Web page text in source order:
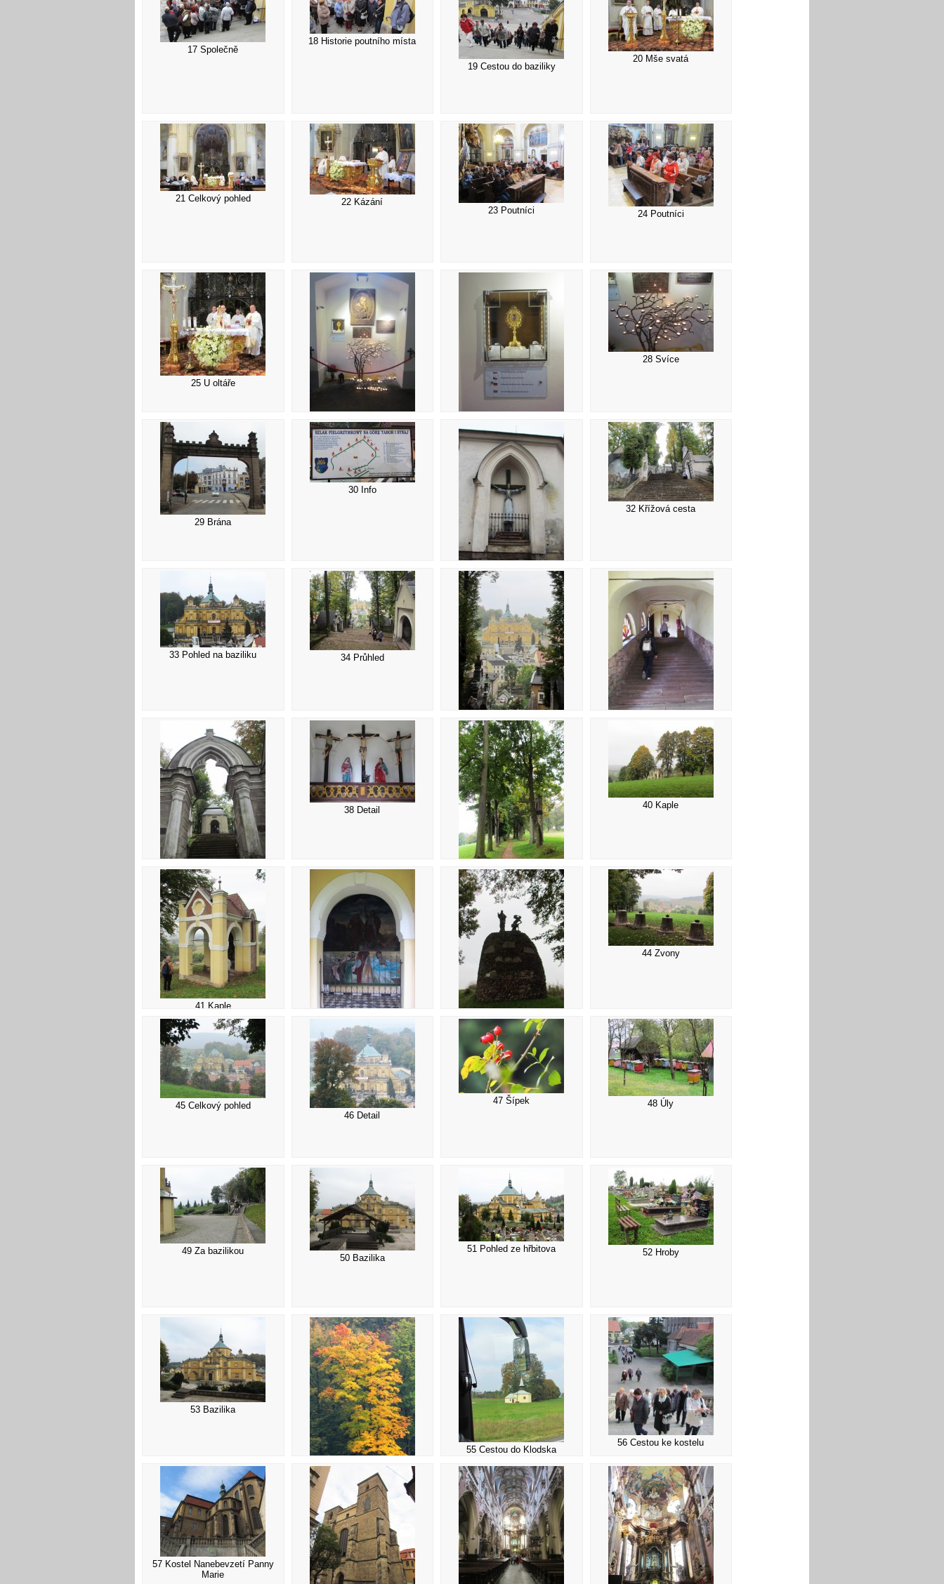
17 Společně
18 Historie poutního místa
19 Cestou do baziliky
20 Mše svatá
21 Celkový pohled
22 Kázání
23 Poutníci
24 Poutníci
25 U oltáře
26 Svatý papež
28 Svíce
29 Brána
30 Info
31 Sv. Starosta
32 Křížová cesta
33 Pohled na baziliku 34 Průhled
35 Detail
37 Kalvárie
38 Detail
39 Cesta
40 Kaple
41 Kaple
42 Obraz
43 Pomník
44 Zvony
45 Celkový pohled
46 Detail
47 Šípek 48 Úly
49 Za bazilikou
50 Bazilika
51 Pohled ze hřbitova 52 Hroby
53 Bazilika
54 Barvy podzimu
55 Cestou do Klodska
56 Cestou ke kostelu
57 Kostel Nanebevzetí Panny
Marie